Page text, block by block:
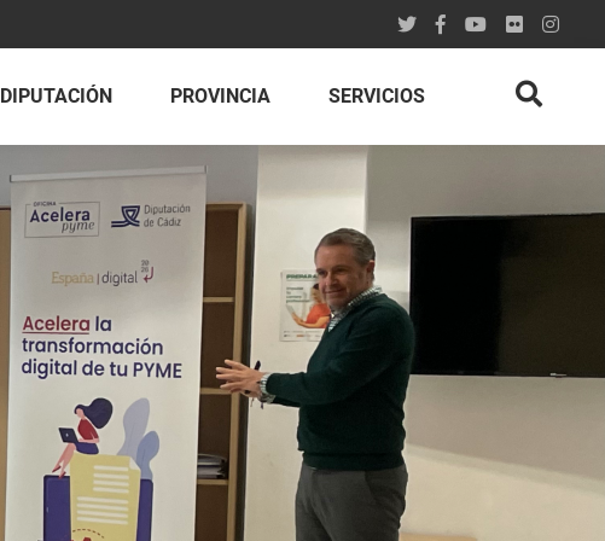
DIPUTACIÓN PROVINCIA SERVICIOS